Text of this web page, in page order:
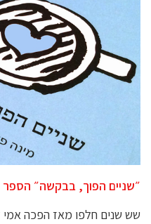
״שניים הפוך, בבקשה״ הספר
שש שנים חלפו מאז הפכה